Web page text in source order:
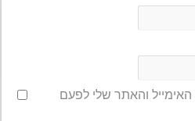
והאתר שלי לפעם